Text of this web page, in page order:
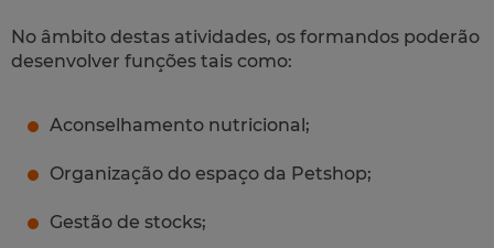
No âmbito destas atividades, os formandos poderão
desenvolver funções tais como:
Aconselhamento nutricional;
Organização do espaço da Petshop;
Gestão de stocks;